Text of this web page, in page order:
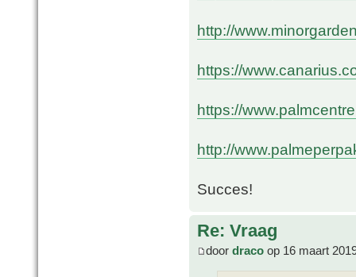
http://
https://
https://
http://
Succes!
Re: Vraag
door draco op 16 maart